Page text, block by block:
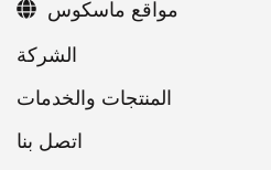
اتصل بنا
مواقع ماسكوس